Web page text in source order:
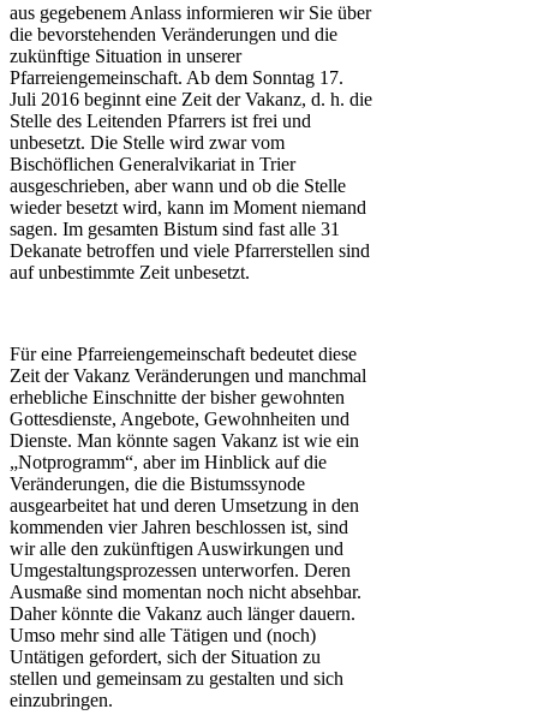
aus gegebenem Anlass informieren wir Sie über
die bevorstehenden Veränderungen und die
zukünftige Situation in unserer
Pfarreiengemeinschaft. Ab dem Sonntag 17.
Juli 2016 beginnt eine Zeit der Vakanz, d. h. die
Stelle des Leitenden Pfarrers ist frei und
unbesetzt. Die Stelle wird zwar vom
Bischöflichen Generalvikariat in Trier
ausgeschrieben, aber wann und ob die Stelle
wieder besetzt wird, kann im Moment niemand
sagen. Im gesamten Bistum sind fast alle 31
Dekanate betroffen und viele Pfarrerstellen sind
auf unbestimmte Zeit unbesetzt.
Für eine Pfarreiengemeinschaft bedeutet diese
Zeit der Vakanz Veränderungen und manchmal
erhebliche Einschnitte der bisher gewohnten
Gottesdienste, Angebote, Gewohnheiten und
Dienste. Man könnte sagen Vakanz ist wie ein
„Notprogramm“, aber im Hinblick auf die
Veränderungen, die die Bistumssynode
ausgearbeitet hat und deren Umsetzung in den
kommenden vier Jahren beschlossen ist, sind
wir alle den zukünftigen Auswirkungen und
Umgestaltungsprozessen unterworfen. Deren
Ausmaße sind momentan noch nicht absehbar.
Daher könnte die Vakanz auch länger dauern.
Umso mehr sind alle Tätigen und (noch)
Untätigen gefordert, sich der Situation zu
stellen und gemeinsam zu gestalten und sich
einzubringen.